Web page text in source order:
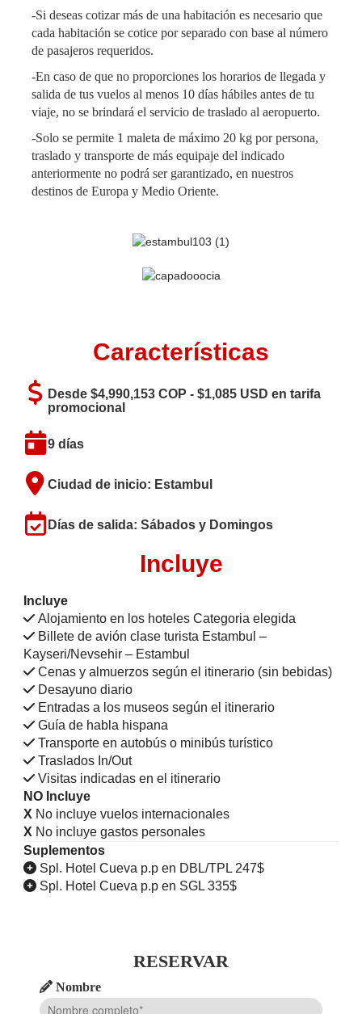
-Si deseas cotizar más de una habitación es necesario que
cada habitación se cotice por separado con base al número
de pasajeros requeridos.
-En caso de que no proporciones los horarios de llegada y
salida de tus vuelos al menos 10 días hábiles antes de tu
viaje, no se brindará el servicio de traslado al aeropuerto.
-Solo se permite 1 maleta de máximo 20 kg por persona,
traslado y transporte de más equipaje del indicado
anteriormente no podrá ser garantizado, en nuestros
destinos de Europa y Medio Oriente.
Características
Desde $4,990,153 COP - $1,085 USD en tarifa
promocional
9 días
Ciudad de inicio: Estambul
Días de salida: Sábados y Domingos
Incluye
Incluye
Alojamiento en los hoteles Categoria elegida
Billete de avión clase turista Estambul –
Kayseri/Nevsehir – Estambul
Cenas y almuerzos según el itinerario (sin bebidas)
Desayuno diario
Entradas a los museos según el itinerario
Guía de habla hispana
Transporte en autobús o minibús turístico
Traslados In/Out
Visitas indicadas en el itinerario
NO Incluye
X No incluye vuelos internacionales
X No incluye gastos personales
Suplementos
Spl. Hotel Cueva p.p en DBL/TPL 247$
Spl. Hotel Cueva p.p en SGL 335$
RESERVAR
Nombre